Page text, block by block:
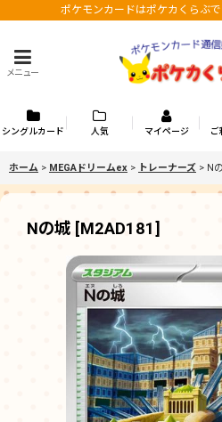
ポケモンカードはポケカくらぶ
メニュー
シングルカード 人気 マイページ ご
ホーム > MEGAドリームex > トレーナーズ > N
Nの城 [M2AD181]